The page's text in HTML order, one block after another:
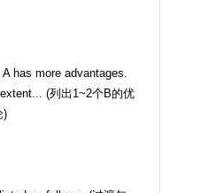
has more advantages.
(列出1~2个B的优
)